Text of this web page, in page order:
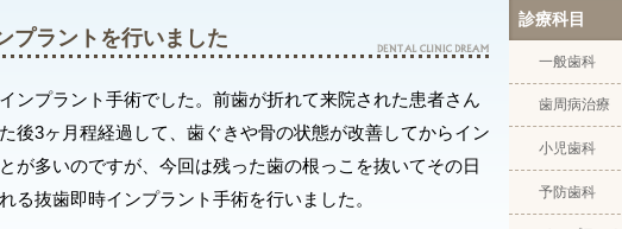
プラントを行いました
ンプラント手術でした。前歯が折れて来院された患者さん
後3ヶ月程経過して、歯ぐきや骨の状態が改善してからイン
が多いのですが、今回は残った歯の根っこを抜いてその日
る抜歯即時インプラント手術を行いました。
診療科目
一般歯科
歯周病治療
小児歯科
予防歯科